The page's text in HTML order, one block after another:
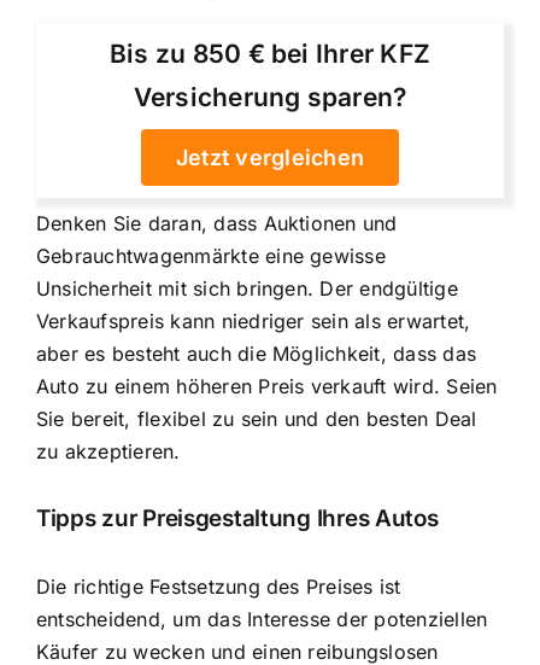
Bis zu 850 € bei Ihrer KFZ
Versicherung sparen?
Jetzt vergleichen
Denken Sie daran, dass Auktionen und
Gebrauchtwagenmärkte eine gewisse
Unsicherheit mit sich bringen. Der endgültige
Verkaufspreis kann niedriger sein als erwartet,
aber es besteht auch die Möglichkeit, dass das
Auto zu einem höheren Preis verkauft wird. Seien
Sie bereit, flexibel zu sein und den besten Deal
zu akzeptieren.
Tipps zur Preisgestaltung Ihres Autos
Die richtige Festsetzung des Preises ist
entscheidend, um das Interesse der potenziellen
Käufer zu wecken und einen reibungslosen